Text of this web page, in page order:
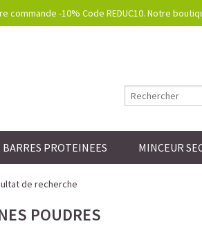
commande -10% Code REDUC10. Notre
BARRES PROTEINEES MINCEUR
de recherche
POUDRES